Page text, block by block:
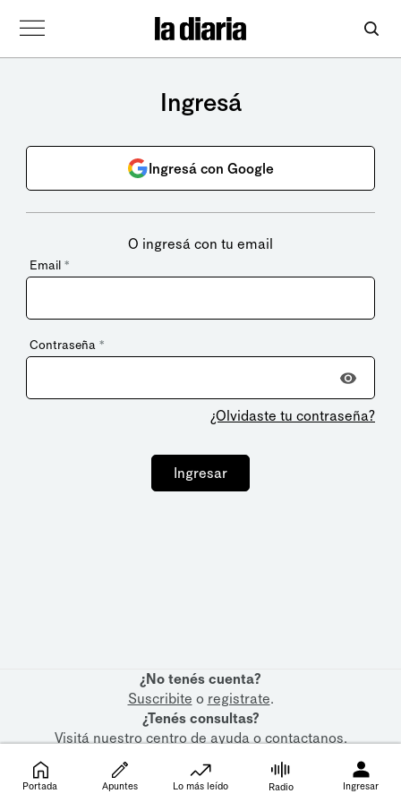
Ingresá
Ingresá con Google
O ingresá con tu email
Email *
Contraseña *
¿Olvidaste tu contraseña?
Ingresar
¿No tenés cuenta?
Suscribite o registrate.
¿Tenés consultas?
Visitá nuestrocentro de ayudaocontactanos.
Portada Apuntes Lo más leído Radio Ingresar